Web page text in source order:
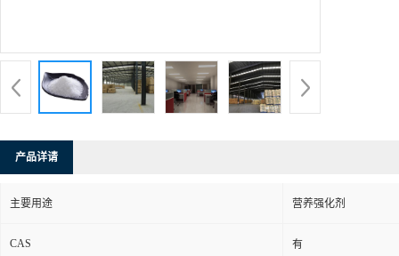
产品详请
主要用途 营养强化剂
CAS 有